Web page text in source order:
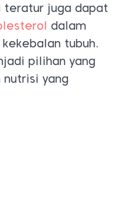
teratur juga dapat
dalam
tubuh.
pilihan yang
nutrisi yang